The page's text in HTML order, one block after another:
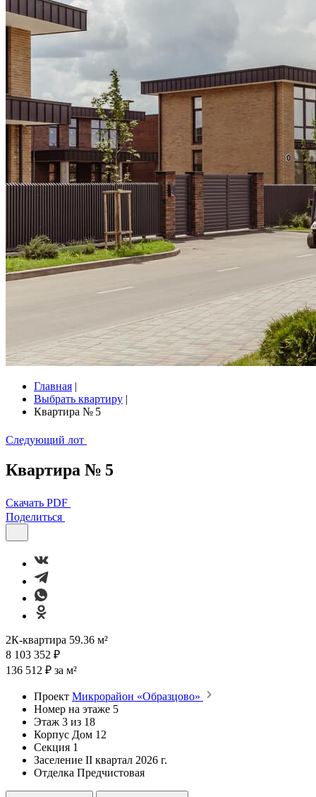
Главная |
Выбрать квартиру |
Квартира № 5
Следующий лот
Квартира № 5
Скачать PDF
Поделиться
2К-квартира 59.36 м²
8 103 352 ₽
136 512 ₽ за м²
Проект Микрорайон «Образцово»
Номер на этаже 5
Этаж 3 из 18
Корпус Дом 12
Секция 1
Заселение II квартал 2026 г.
Отделка Предчистовая